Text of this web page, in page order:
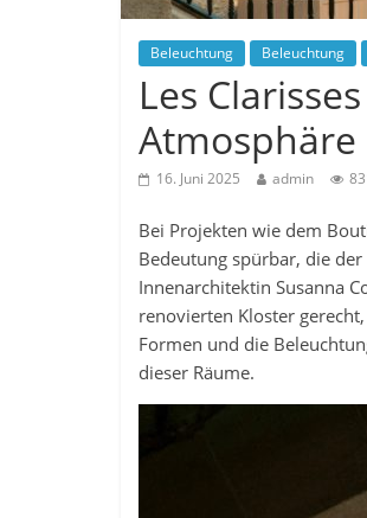
Beleuchtung Beleuchtung
Les
16. Juni 2025 admin
Bei Projekten wie dem
Bedeutung spürbar, die
Innenarchitektin Susanna
renovierten Kloster
Formen und die
dieser Räume.